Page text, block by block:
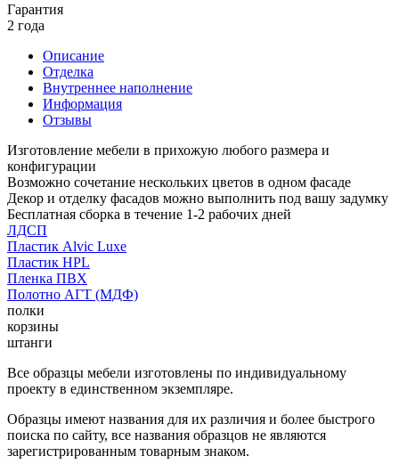
Гарантия
2 года
Описание
Отделка
Внутреннее наполнение
Информация
Отзывы
Изготовление мебели в прихожую любого размера и
конфигурации
Возможно сочетание нескольких цветов в одном фасаде
Декор и отделку фасадов можно выполнить под вашу задумку
Бесплатная сборка в течение 1-2 рабочих дней
ЛДСП
Пластик Alvic Luxe
Пластик HPL
Пленка ПВХ
Полотно АГТ (МДФ)
полки
корзины
штанги
Все образцы мебели изготовлены по индивидуальному
проекту в единственном экземпляре.
Образцы имеют названия для их различия и более быстрого
поиска по сайту, все названия образцов не являются
зарегистрированным товарным знаком.